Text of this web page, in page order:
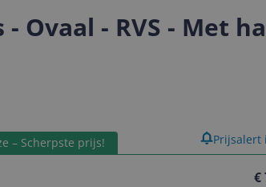
categorieën gevonden.
geen artikelen gevonden.
Ovaal - RVS - Met
– Scherpste prijs!
€
Prijsalert